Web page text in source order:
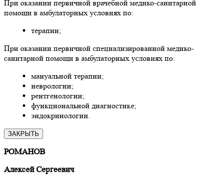
При оказании первичной врачебной медико-санитарной
помощи в амбулаторных условиях по:
терапии;
При оказании первичной специализированной медико-
санитарной помощи в амбулаторных условиях по:
мануальной терапии;
неврологии;
рентгенологии;
функциональной диагностике;
эндокринологии.
ЗАКРЫТЬ
РОМАНОВ
Алексей Сергеевич